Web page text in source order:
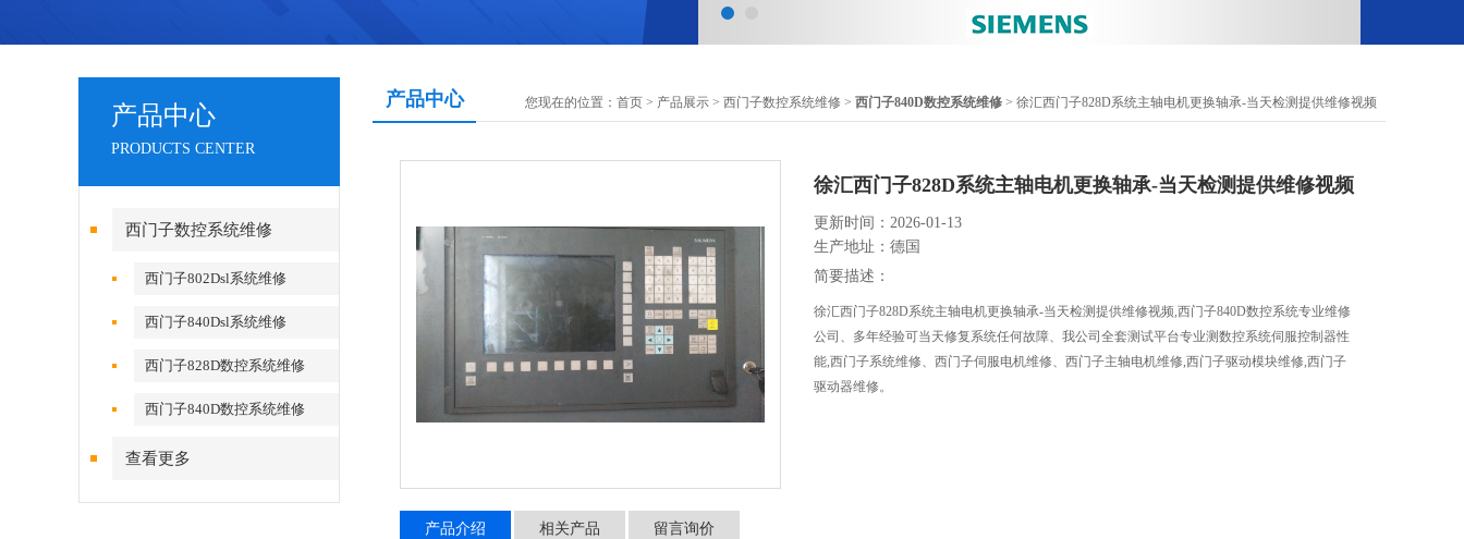
产品中心
PRODUCTS CENTER
西门子数控系统维修
西门子802Dsl系统维修
西门子840Dsl系统维修
西门子828D数控系统维修
西门子840D数控系统维修
查看更多
产品中心 您现在的位置： 首页 > 产品展示 > 西门子数控系统维修 > 西门子840D数控系统维修 > 徐汇西门子828D系统主轴电机更换轴承-当天检测提供维修视频
徐汇西门子828D系统主轴电机更换轴承-当天检测提供维修视频
更新时间：2026-01-13
生产地址：德国
简要描述：
徐汇西门子828D系统主轴电机更换轴承-当天检测提供维修视频,西门子840D数控系统专业维修
公司、多年经验可当天修复系统任何故障、我公司全套测试平台专业测数控系统伺服控制器性
能,西门子系统维修、西门子伺服电机维修、西门子主轴电机维修,西门子驱动模块维修,西门子
驱动器维修。
产品介绍 相关产品 留言询价